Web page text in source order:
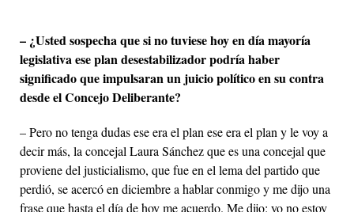
– ¿Usted sospecha que si no tuviese hoy en día mayoría
legislativa ese plan desestabilizador podría haber
significado que impulsaran un juicio político en su contra
desde el Concejo Deliberante?
– Pero no tenga dudas ese era el plan ese era el plan y le voy a
decir más, la concejal Laura Sánchez que es una concejal que
proviene del justicialismo, que fue en el lema del partido que
perdió, se acercó en diciembre a hablar conmigo y me dijo una
frase que hasta el día de hoy me acuerdo. Me dijo: yo no estoy